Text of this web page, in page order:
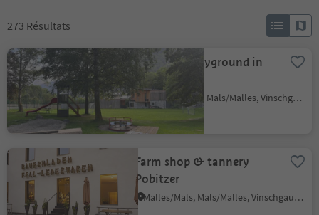
273 Résultats
Childrens playground in
Clusio
Clusio/Schleis, Mals/Malles, Vinschgau/Val Venosta
Farm shop & tannery
Pobitzer
Malles/Mals, Mals/Malles, Vinschgau/Val Venosta